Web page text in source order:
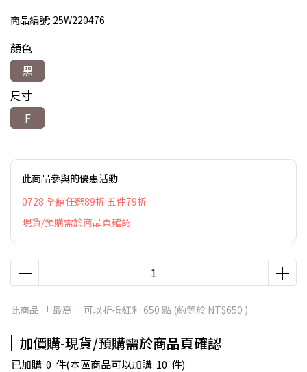
商品編號: 25W220476
顏色
黑
尺寸
F
此商品參與的優惠活動
0728 全館任選89折 五件79折
現貨/預購需於商品頁確認
此商品 「 最高 」可以折抵紅利 650 點 (約等於 NT$650 )
加價購-現貨/預購需於商品頁確認
已加購 0 件(本區商品可以加購 10 件)